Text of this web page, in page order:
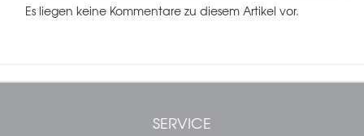
Es liegen keine Kommentare zu diesem Artikel vor.
SERVICE